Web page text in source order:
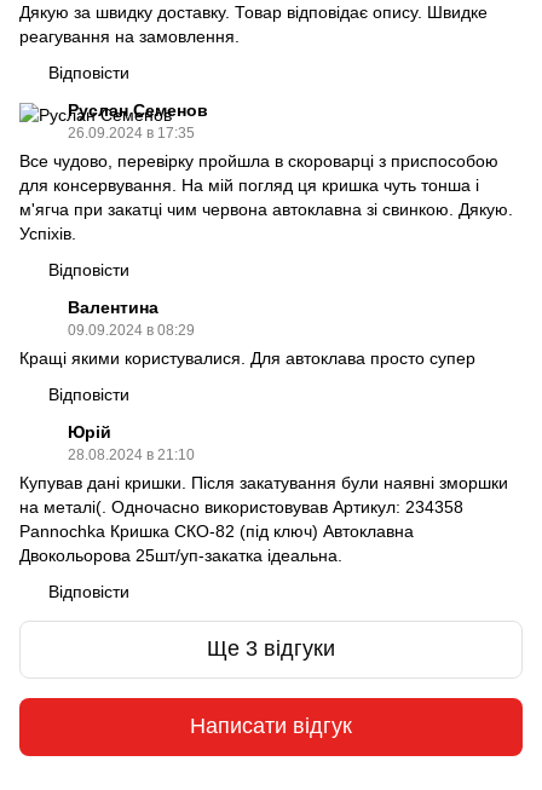
Дякую за швидку доставку. Товар відповідає опису. Швидке
реагування на замовлення.
Відповісти
Руслан Семенов
26.09.2024 в 17:35
Все чудово, перевірку пройшла в скороварці з приспособою
для консервування. На мій погляд ця кришка чуть тонша і
м'ягча при закатці чим червона автоклавна зі свинкою. Дякую.
Успіхів.
Відповісти
Валентина
09.09.2024 в 08:29
Кращі якими користувалися. Для автоклава просто супер
Відповісти
Юрій
28.08.2024 в 21:10
Купував дані кришки. Після закатування були наявні зморшки
на металі(. Одночасно використовував Артикул: 234358
Pannochka Кришка СКО-82 (під ключ) Автоклавна
Двокольорова 25шт/уп-закатка ідеальна.
Відповісти
Ще 3 відгуки
Написати відгук